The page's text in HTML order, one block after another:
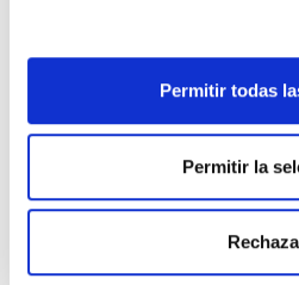
Permitir todas
Permitir la